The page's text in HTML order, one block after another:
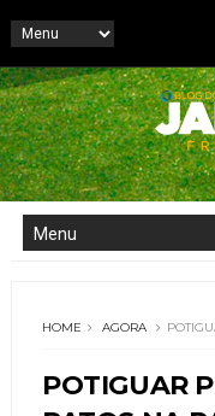
HOME AGORA
POTIGUAR